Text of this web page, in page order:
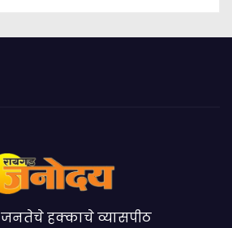
जनतेचे हक्काचे व्यासपीठ